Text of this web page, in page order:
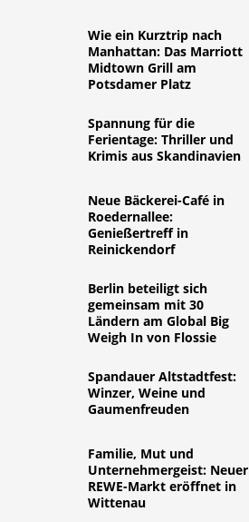
Wie ein Kurztrip nach
Manhattan: Das Marriott
Midtown Grill am
Potsdamer Platz
Spannung für die
Ferientage: Thriller und
Krimis aus Skandinavien
Neue Bäckerei-Café in
Roedernallee:
Genießertreff in
Reinickendorf
Berlin beteiligt sich
gemeinsam mit 30
Ländern am Global Big
Weigh In von Flossie
Spandauer Altstadtfest:
Winzer, Weine und
Gaumenfreuden
Familie, Mut und
Unternehmergeist: Neuer
REWE-Markt eröffnet in
Wittenau